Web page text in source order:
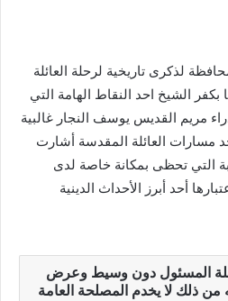
لذكرى تاريخية لرحلة العائلة
الشيخ احد النقاط الهامة التي
مريم القديس يوسف النجار غالبية
مسارات العائلة المقدسة أشارت
التي تحظى بمكانة خاصة لدى
أحد أبرز الأحداث الدينية
المسئول دون وسيط وعرض
ذلك لا يخدم المصلحة العامة